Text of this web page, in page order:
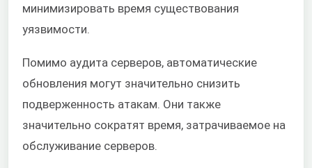
минимизировать время существования
уязвимости.
Помимо аудита серверов, автоматические
обновления могут значительно снизить
подверженность атакам. Они также
значительно сократят время, затрачиваемое на
обслуживание серверов.